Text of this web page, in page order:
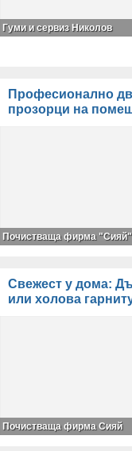
Гуми и сервиз Николов
Професионално
прозорци на
Почистваща фирма "Сияй"
Свежест у дома:
или холова
Почистваща фирма Сияй